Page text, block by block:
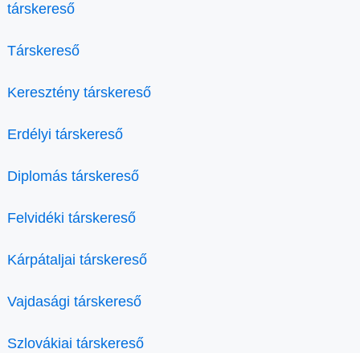
társkereső
Társkereső
Keresztény társkereső
Erdélyi társkereső
Diplomás társkereső
Felvidéki társkereső
Kárpátaljai társkereső
Vajdasági társkereső
Szlovákiai társkereső